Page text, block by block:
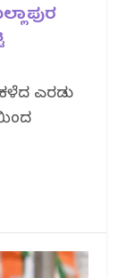
ಕಳೆದ ಎರಡು